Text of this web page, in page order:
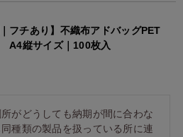
｜フチあり】不織布アドバッグPET
A4縦サイズ｜100枚入
がどうしても納期が間に合わな
種類の製品を扱っている所に連